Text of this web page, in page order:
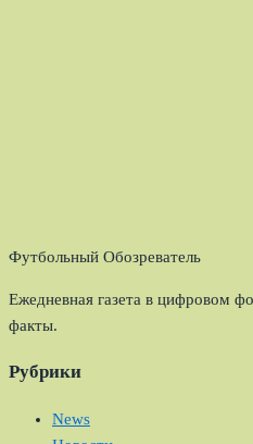
Футбольный Обозреватель
Ежедневная газета в цифровом
факты.
Рубрики
News